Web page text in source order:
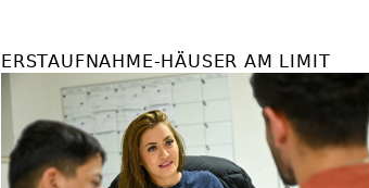
ERSTAUFNAHME-HÄUSER AM LIMIT